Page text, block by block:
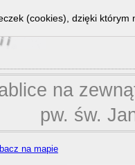
na
pw. św.
na mapie
(cookies), dzięki którym